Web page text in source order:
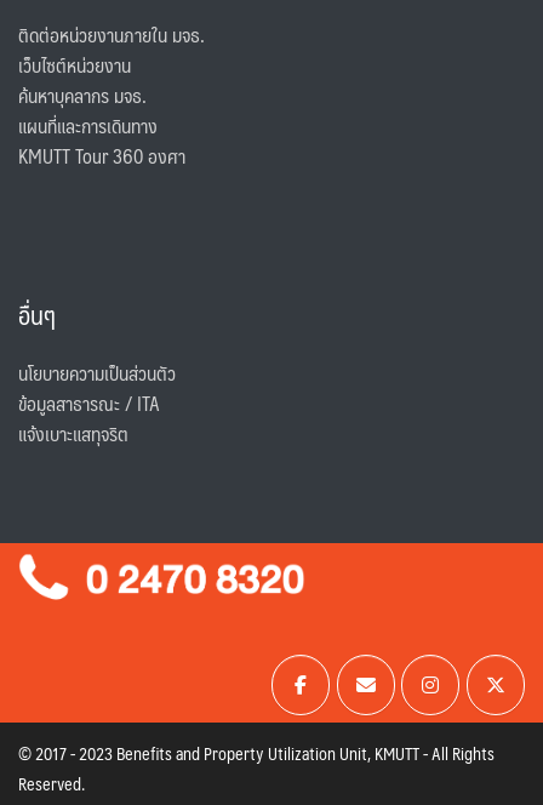
ติดต่อหน่วยงานภายใน มจธ.
เว็บไซต์หน่วยงาน
ค้นหาบุคลากร มจธ.
แผนที่และการเดินทาง
KMUTT Tour 360 องศา
อื่นๆ
นโยบายความเป็นส่วนตัว
ข้อมูลสาธารณะ / ITA
แจ้งเบาะแสทุจริต
© 2017 - 2023 Benefits and Property Utilization Unit, KMUTT - All Rights
Reserved.